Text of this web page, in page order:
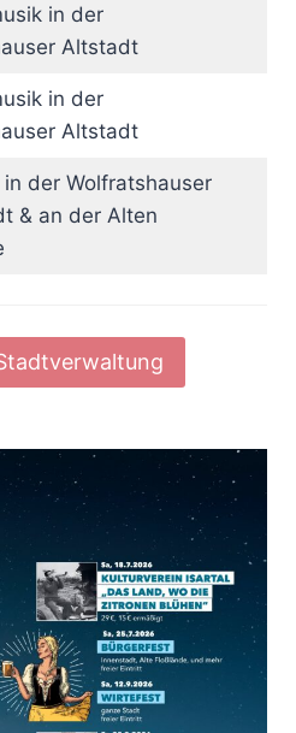
in der
Altstadt
in der
Altstadt
der Wolfratshauser
& an der Alten